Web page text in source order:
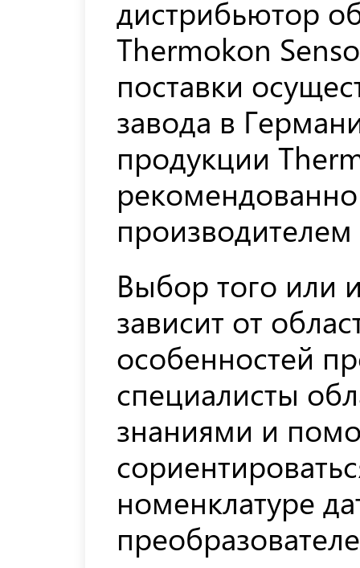
дистрибьютор
Thermokon
поставки
завода в
продукции
производителем
Выбор того или
зависит от
особенностей
специалисты
знаниями и
номенклатуре